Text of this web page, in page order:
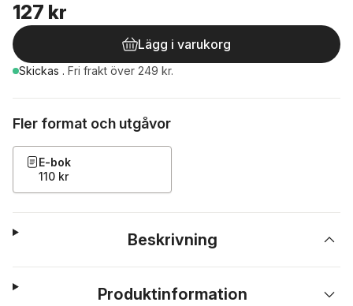
127 kr
Lägg i varukorg
Skickas . Fri frakt över 249 kr.
Fler format och utgåvor
E-bok
110 kr
Beskrivning
Produktinformation